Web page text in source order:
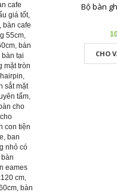
Bộ bàn
CHO
cafe
giá tốt,
, bàn cafe
55cm,
, bàn
bàn tại
mặt tròn
,
sắt mặt
tấm,
cho
con tiện
, ban
nhỏ có
bàn
eames
cm,
, bàn